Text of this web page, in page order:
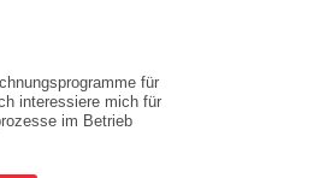
für
interessiere mich für
im Betrieb